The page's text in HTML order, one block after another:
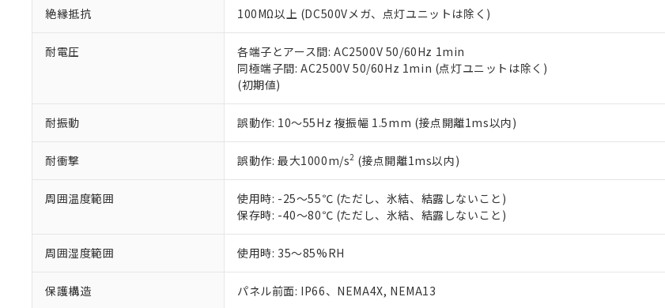
絶縁抵抗 100MΩ以上 (DC500Vメガ、点灯ユニットは除く)
耐電圧
各端子とアース間: AC2500V 50/60Hz 1min
同極端子間: AC2500V 50/60Hz 1min (点灯ユニットは除く)
(初期値)
耐振動 誤動作: 10～55Hz 複振幅 1.5mm (接点開離1ms以内)
耐衝撃 誤動作: 最大1000m/s2 (接点開離1ms以内)
周囲温度範囲
使用時: -25～55℃ (ただし、氷結、結露しないこと)
保存時: -40～80℃ (ただし、氷結、結露しないこと)
周囲湿度範囲 使用時: 35～85%RH
保護構造 パネル前面: IP66、NEMA4X, NEMA13
が、当社の製品・サービスに関するお客様との取引・商談に必要な範囲で
さい。
※当社の共同利用者とは、"個人情報の共同利用に関して"
いる法人を指します。
下記の非含有証明書をダウンロードすることができます。
EU RoHS指令（10物質）の非含有証明書
51物質の非含有証明書（当社基準）
※本証明書は発行日時点で非含有を証明するもので、過去に遡って非含有を証
また、RoHS指令のフタル酸エステル類４物質の対応では、対応完了までの期
既に当社にて対応品への在庫切替を完了していることから、特段のことがな
り割愛しております。
「－」：未確認です。当社販売部門へお問い合わせください。
合意する
白